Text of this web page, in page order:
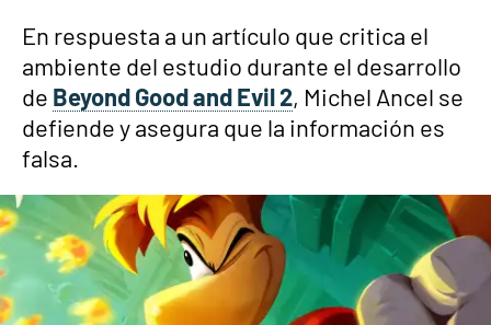
En respuesta a un artículo que critica el
ambiente del estudio durante el desarrollo
de Beyond Good and Evil 2, Michel Ancel se
defiende y asegura que la información es
falsa.